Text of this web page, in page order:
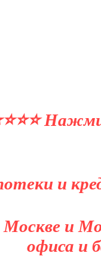
и
и
офиса и